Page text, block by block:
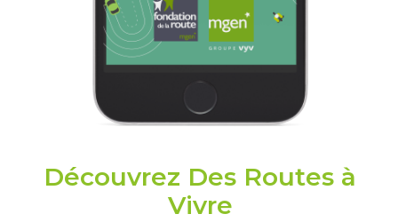
Découvrez Des Routes à
Vivre